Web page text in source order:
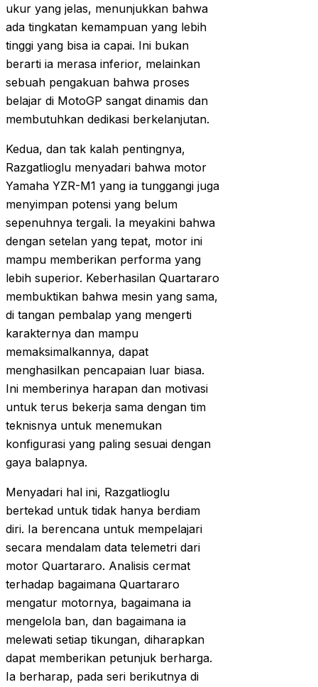
ukur yang jelas, menunjukkan bahwa
ada tingkatan kemampuan yang lebih
tinggi yang bisa ia capai. Ini bukan
berarti ia merasa inferior, melainkan
sebuah pengakuan bahwa proses
belajar di MotoGP sangat dinamis dan
membutuhkan dedikasi berkelanjutan.
Kedua, dan tak kalah pentingnya,
Razgatlioglu menyadari bahwa motor
Yamaha YZR-M1 yang ia tunggangi juga
menyimpan potensi yang belum
sepenuhnya tergali. Ia meyakini bahwa
dengan setelan yang tepat, motor ini
mampu memberikan performa yang
lebih superior. Keberhasilan Quartararo
membuktikan bahwa mesin yang sama,
di tangan pembalap yang mengerti
karakternya dan mampu
memaksimalkannya, dapat
menghasilkan pencapaian luar biasa.
Ini memberinya harapan dan motivasi
untuk terus bekerja sama dengan tim
teknisnya untuk menemukan
konfigurasi yang paling sesuai dengan
gaya balapnya.
Menyadari hal ini, Razgatlioglu
bertekad untuk tidak hanya berdiam
diri. Ia berencana untuk mempelajari
secara mendalam data telemetri dari
motor Quartararo. Analisis cermat
terhadap bagaimana Quartararo
mengatur motornya, bagaimana ia
mengelola ban, dan bagaimana ia
melewati setiap tikungan, diharapkan
dapat memberikan petunjuk berharga.
Ia berharap, pada seri berikutnya di